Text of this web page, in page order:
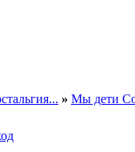
» Мы дети